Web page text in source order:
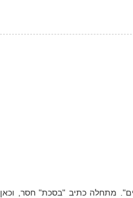
מתחלה כתיב "בסכת" חסר, וכאן